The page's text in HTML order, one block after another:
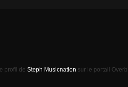
profil de Steph Musicnation sur le portail